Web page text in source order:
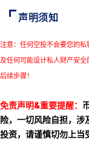
声明须知
注意：任何空投不会要您的
及任何可能设计私人财产安
后续步骤！
免责声明&重要提醒：
险，一切风险自担，
投资，请谨慎切勿上当